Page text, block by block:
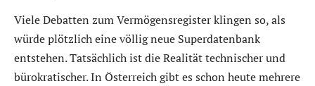
Viele Debatten zum Vermögensregister klingen so, als
würde plötzlich eine völlig neue Superdatenbank
entstehen. Tatsächlich ist die Realität technischer und
bürokratischer. In Österreich gibt es schon heute mehrere